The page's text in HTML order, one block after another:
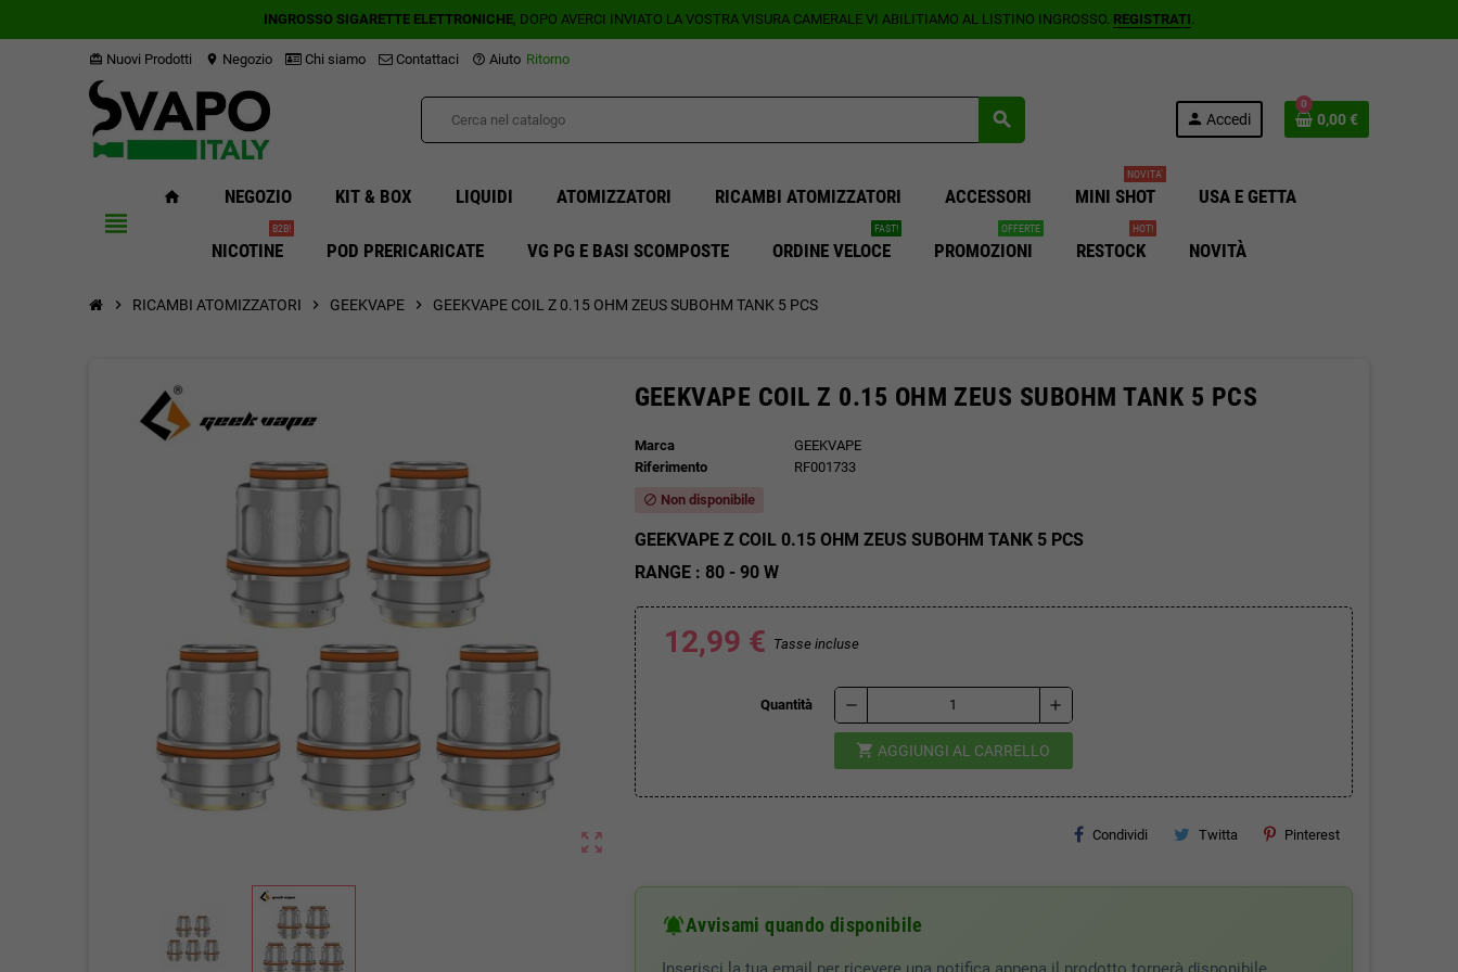
INGROSSO SIGARETTE ELETTRONICHE, DOPO AVERCI INVIATO LA VOSTRA VISURA CAMERALE VI ABILITIAMO AL LISTINO INGROSSO. REGISTRATI.
card_giftcard Nuovi Prodotti location_on Negozio Chi siamo Contattaci help_outline Aiuto Ritorno
search person Accedi
0
0,00 €
view_headline
home NEGOZIO KIT & BOX LIQUIDI ATOMIZZATORI RICAMBI ATOMIZZATORI ACCESSORI MINI SHOT
NOVITA'
USA E GETTA
NICOTINE
B2B!
POD PRERICARICATE VG PG E BASI SCOMPOSTE ORDINE VELOCE
FAST!
PROMOZIONI
OFFERTE
RESTOCK
HOT!
NOVITÀ
chevron_right RICAMBI ATOMIZZATORI chevron_right GEEKVAPE chevron_right GEEKVAPE COIL Z 0.15 OHM ZEUS SUBOHM TANK 5 PCS
zoom_out_map
GEEKVAPE COIL Z 0.15 OHM ZEUS SUBOHM TANK 5 PCS
Marca
GEEKVAPE
Riferimento
RF001733
block Non disponibile
GEEKVAPE Z COIL 0.15 OHM ZEUS SUBOHM TANK 5 PCS
RANGE : 80 - 90 W
12,99 € Tasse incluse
Quantità remove add
shopping_cart AGGIUNGI AL CARRELLO
Condividi Twitta Pinterest
notifications_activeAvvisami quando disponibile